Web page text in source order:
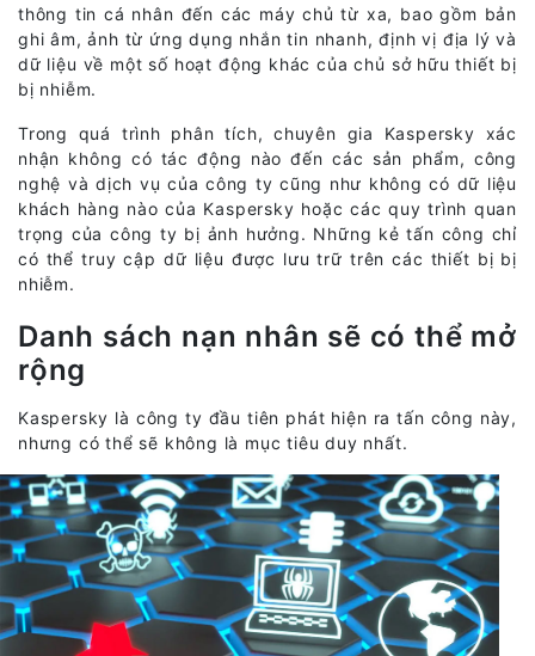
thông tin cá nhân đến các máy chủ từ xa, bao gồm bản
ghi âm, ảnh từ ứng dụng nhắn tin nhanh, định vị địa lý và
dữ liệu về một số hoạt động khác của chủ sở hữu thiết bị
bị nhiễm.
Trong quá trình phân tích, chuyên gia Kaspersky xác
nhận không có tác động nào đến các sản phẩm, công
nghệ và dịch vụ của công ty cũng như không có dữ liệu
khách hàng nào của Kaspersky hoặc các quy trình quan
trọng của công ty bị ảnh hưởng. Những kẻ tấn công chỉ
có thể truy cập dữ liệu được lưu trữ trên các thiết bị bị
nhiễm.
Danh sách nạn nhân sẽ có thể mở
rộng
Kaspersky là công ty đầu tiên phát hiện ra tấn công này,
nhưng có thể sẽ không là mục tiêu duy nhất.